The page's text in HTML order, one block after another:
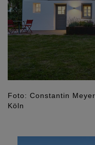
Foto: Constantin
Köln